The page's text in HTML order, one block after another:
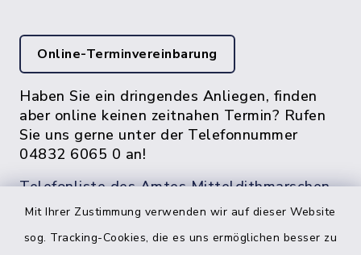
Mit Ihrer Zustimmung verwenden wir auf dieser Website
sog. Tracking-Cookies, die es uns ermöglichen besser zu
Online-Terminvereinbarung
Haben Sie ein dringendes Anliegen, finden
aber online keinen zeitnahen Termin? Rufen
Sie uns gerne unter der Telefonnummer
04832 6065 0 an!
Telefonliste des Amtes Mitteldithmarschen